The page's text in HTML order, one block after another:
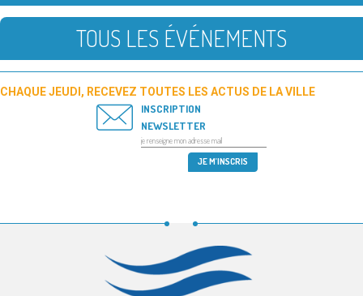
TOUS LES ÉVÉNEMENTS
CHAQUE JEUDI, RECEVEZ TOUTES LES ACTUS DE LA VILLE
INSCRIPTION
NEWSLETTER